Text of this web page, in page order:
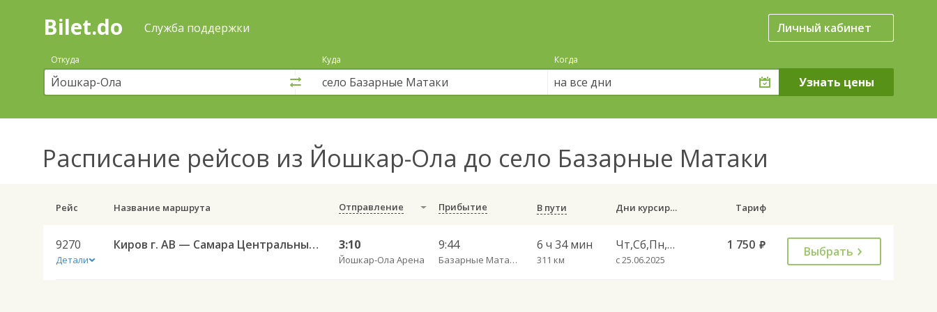
Поиск
покупка
билетов
автобус
онлайн
Bilet.do Служба поддержки Личный кабинет
Откуда Куда Когда
на все дни
Расписание рейсов из Йошкар-Ола до село Базарные Матаки
Рейс Название маршрута Отправление Прибытие В пути Дни курсирования Тариф
9270
Детали
Киров г. АВ — Самара Центральный АВ 9270 3:10
Йошкар-Ола Арена
9:44
Базарные Матаки с.
6 ч 34 мин
311 км
Чт,Сб,Пн,Вс
с 25.06.2025
1 750 руб. Выбрать